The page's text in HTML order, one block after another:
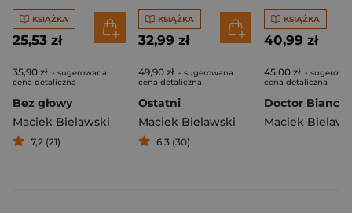
KSIĄŻKA
25,53 zł
35,90 zł - sugerowana
cena detaliczna
Bez głowy
Maciek Bielawski
7,2 (21)
KSIĄŻKA
32,99 zł
49,90 zł - sugerowana
cena detaliczna
Ostatni
Maciek Bielawski
6,3 (30)
KSIĄŻKA
40,99 zł
45,00 zł -
cena detaliczna
Maciek